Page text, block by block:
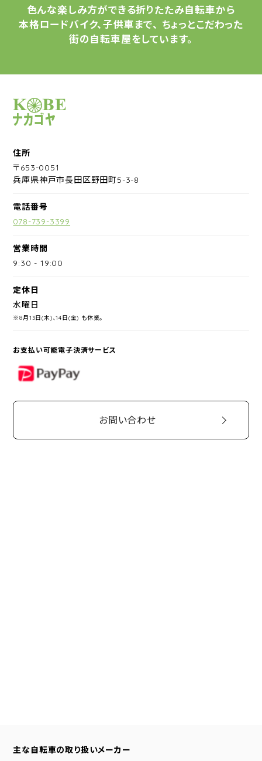
色んな楽しみ方ができる折りたたみ自転車から
本格ロードバイク、子供車まで、 ちょっとこだわった
街の自転車屋をしています。
サイクルショップナカゴヤ
住所
〒653-0051
兵庫県神戸市長田区野田町5-3-8
電話番号
078-739-3399
営業時間
9:30 -19:00
定休日
水曜日
※8月13日(木)、14日(金) も休業。
お支払い可能電子決済サービス
PayPay
お問い合わせ
主な自転車の取り扱いメーカー